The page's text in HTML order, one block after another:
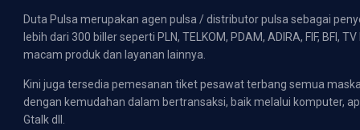
Duta Pulsa merupakan agen pulsa / distributor pulsa sebagai
lebih dari 300 biller seperti PLN, TELKOM, PDAM, ADIRA, FIF,
macam produk dan layanan lainnya.
Kini juga tersedia pemesanan tiket pesawat terbang semua
dengan kemudahan dalam bertransaksi, baik melalui komputer,
Gtalk dll.